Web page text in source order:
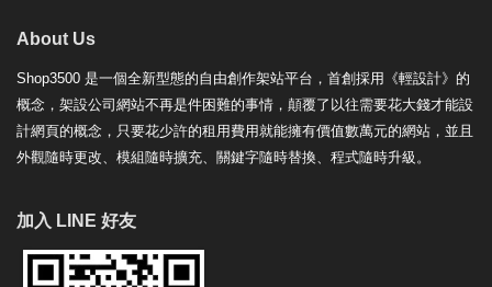
About Us
Shop3500 是一個全新型態的自由創作架站平台，首創採用《輕設計》的
概念，架設公司網站不再是件困難的事情，顛覆了以往需要花大錢才能設
計網頁的概念，只要花少許的租用費用就能擁有價值數萬元的網站，並且
外觀隨時更改、模組隨時擴充、關鍵字隨時替換、程式隨時升級。
加入 LINE 好友